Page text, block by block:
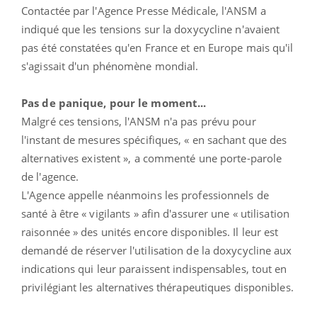
Contactée par l'Agence Presse Médicale, l'ANSM a
indiqué que les tensions sur la doxycycline n'avaient
pas été constatées qu'en France et en Europe mais qu'il
s'agissait d'un phénomène mondial.
Pas de panique, pour le moment...
Malgré ces tensions, l'ANSM n'a pas prévu pour
l'instant de mesures spécifiques, « en sachant que des
alternatives existent », a commenté une porte-parole
de l'agence.
L'Agence appelle néanmoins les professionnels de
santé à être « vigilants » afin d'assurer une « utilisation
raisonnée » des unités encore disponibles. Il leur est
demandé de réserver l'utilisation de la doxycycline aux
indications qui leur paraissent indispensables, tout en
privilégiant les alternatives thérapeutiques disponibles.